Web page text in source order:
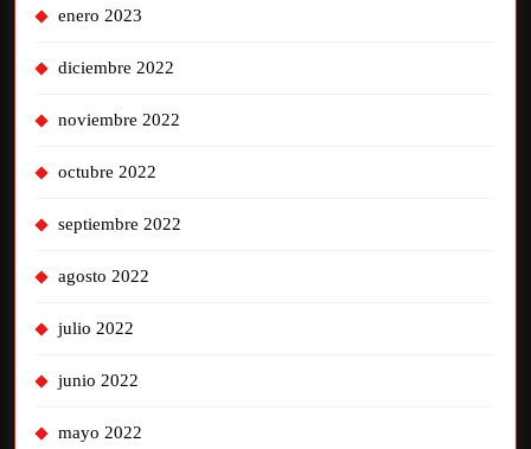
enero 2023
diciembre 2022
noviembre 2022
octubre 2022
septiembre 2022
agosto 2022
julio 2022
junio 2022
mayo 2022